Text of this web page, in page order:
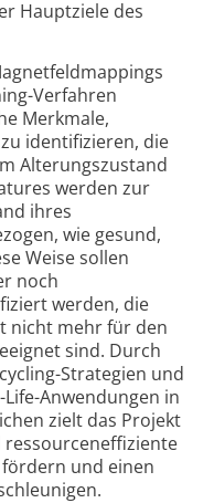
Hauptziele des
Verfahren
Merkmale,
identifizieren, die
Alterungszustand
werden zur
ihres
wie gesund,
Weise sollen
noch
werden, die
nicht mehr für den
sind. Durch
Strategien und
Anwendungen in
zielt das Projekt
ressourceneffiziente
und einen